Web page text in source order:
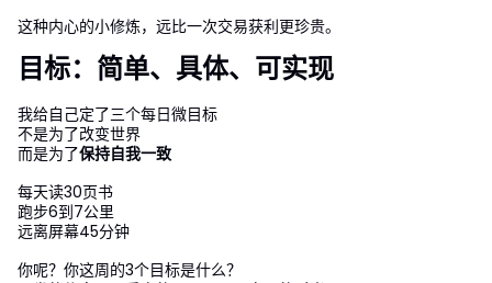
这种内心的小修炼，远比一次交易获利更珍贵。
目标：简单、具体、可实现
我给自己定了三个每日微目标
不是为了改变世界
而是为了保持自我一致
每天读30页书
跑步6到7公里
远离屏幕45分钟
你呢？你这周的3个目标是什么？